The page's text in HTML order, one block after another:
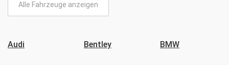
Alle Fahrzeuge anzeigen
Audi Bentley BMW